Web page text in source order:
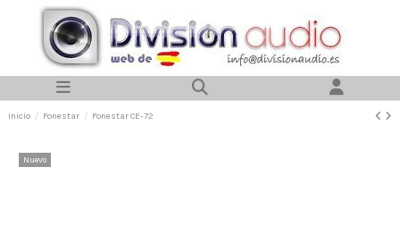
Inicio Fonestar Fonestar CE-72
Nuevo